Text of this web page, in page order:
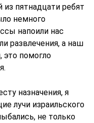
пятнадцати ребят
немного
напоили нас
развлечения, а наш
это помогло
назначения, я
лучи израильского
не только